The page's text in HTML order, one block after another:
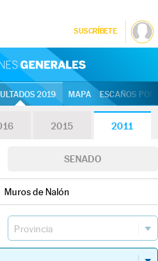
SUSCRÍBETE
2019 MAPA ESCAÑOS
2015 2011
SENADO
Muros de Nalón